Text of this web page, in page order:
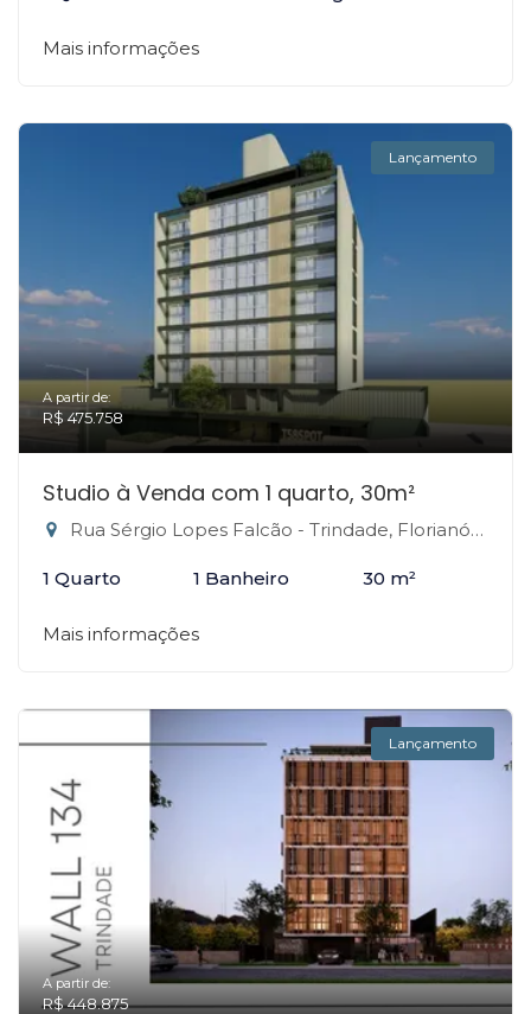
Mais informações
Lançamento
A partir de:
R$ 475.758
Studio à Venda com 1 quarto, 30m²
Rua Sérgio Lopes Falcão - Trindade, Florianópolis-SC
1 Quarto 1 Banheiro 30 m²
Mais informações
Lançamento
A partir de:
R$ 448.875